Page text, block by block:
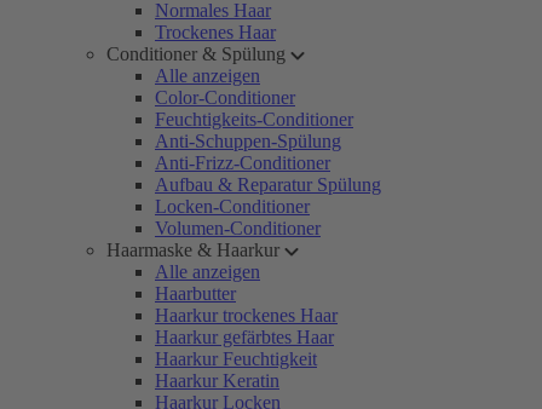
Normales Haar
Trockenes Haar
Conditioner & Spülung
Alle anzeigen
Color-Conditioner
Feuchtigkeits-Conditioner
Anti-Schuppen-Spülung
Anti-Frizz-Conditioner
Aufbau & Reparatur Spülung
Locken-Conditioner
Volumen-Conditioner
Haarmaske & Haarkur
Alle anzeigen
Haarbutter
Haarkur trockenes Haar
Haarkur gefärbtes Haar
Haarkur Feuchtigkeit
Haarkur Keratin
Haarkur Locken